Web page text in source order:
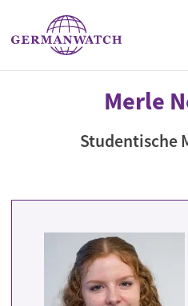
Direkt zum Inhalt
StichwortsucheMerle
Studentische